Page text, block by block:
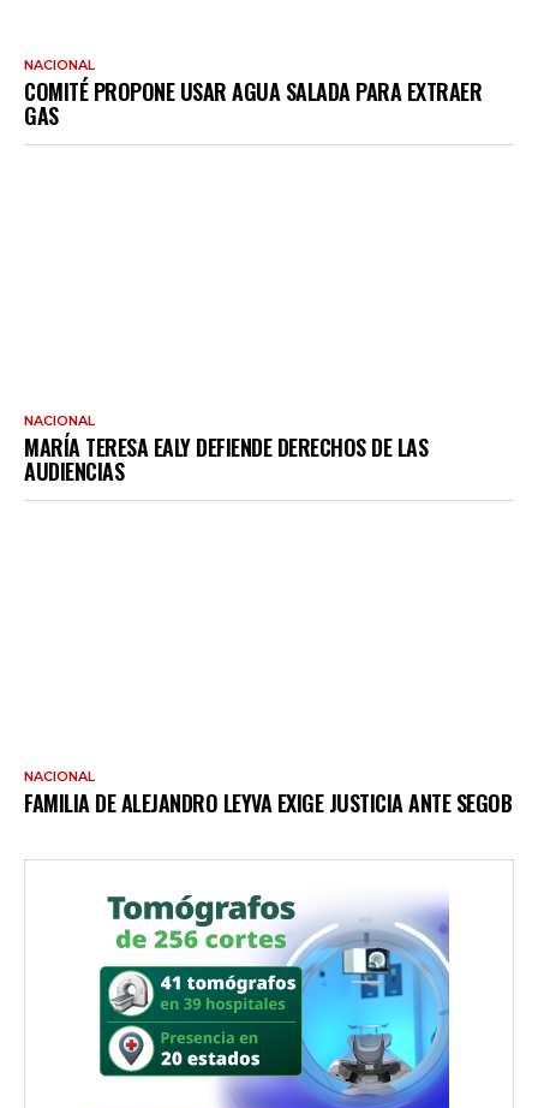
NACIONAL
COMITÉ PROPONE USAR AGUA SALADA PARA EXTRAER
GAS
NACIONAL
MARÍA TERESA EALY DEFIENDE DERECHOS DE LAS
AUDIENCIAS
NACIONAL
FAMILIA DE ALEJANDRO LEYVA EXIGE JUSTICIA ANTE SEGOB